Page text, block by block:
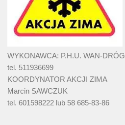
WYKONAWCA: P.H.U. WAN-DRÓG
tel. 511936699
KOORDYNATOR AKCJI ZIMA
Marcin SAWCZUK
tel. 601598222 lub 58 685-83-86